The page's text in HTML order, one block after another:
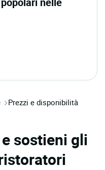
Prezzi e disponibilità
sostieni gli